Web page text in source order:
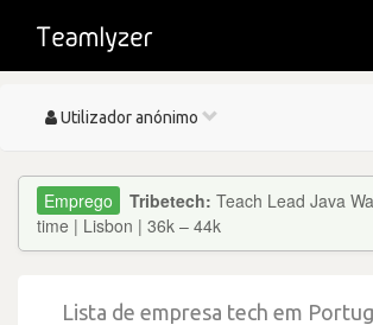
Toggle
Utilizador anónimo
Tribetech: Teach Lead Java
time | Lisbon | 36k – 44k
Lista de empresa tech em